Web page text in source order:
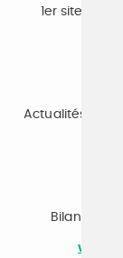
1er site
Actualités,
Bilan de